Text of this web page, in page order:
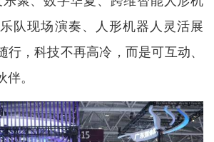
队现场演奏、人形机器人灵活展
行，科技不再高冷，而是可互动、
。